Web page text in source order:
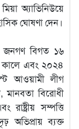
অ্যাভিনিউয়ে
ঘোষণা দেন।
জনগণ বিগত ১৬
কালে এবং ২০২৪
আওয়ামী লীগ
বিরোধী
সম্পত্তি
অভিপ্রায় ব্যক্ত